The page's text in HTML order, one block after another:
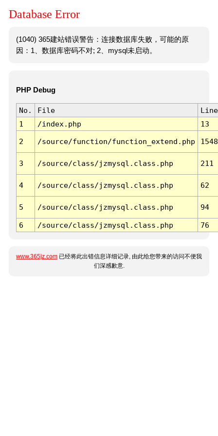
Database Error
(1040) 365建站错误警告：连接数据库失败，可能的原
因：1、数据库密码不对; 2、mysql未启动。
PHP Debug
No. File
Line
1
/index.php 13
2 /source/function/function_extend.php 1548
3 /source/class/jzmysql.class.php 211
4 /source/class/jzmysql.class.php 62
5 /source/class/jzmysql.class.php 94
6 /source/class/jzmysql.class.php 76
www.365jz.com 已经将此出错信息详细记录, 由此给您带来的访问不便我
们深感歉意.